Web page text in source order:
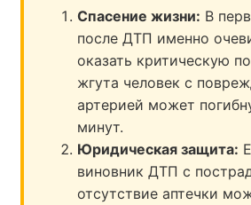
Спасение жизни: В
после ДТП именно
оказать критическую
жгута человек с
артерией может
минут.
Юридическая защита:
виновник ДТП с
отсутствие аптечки